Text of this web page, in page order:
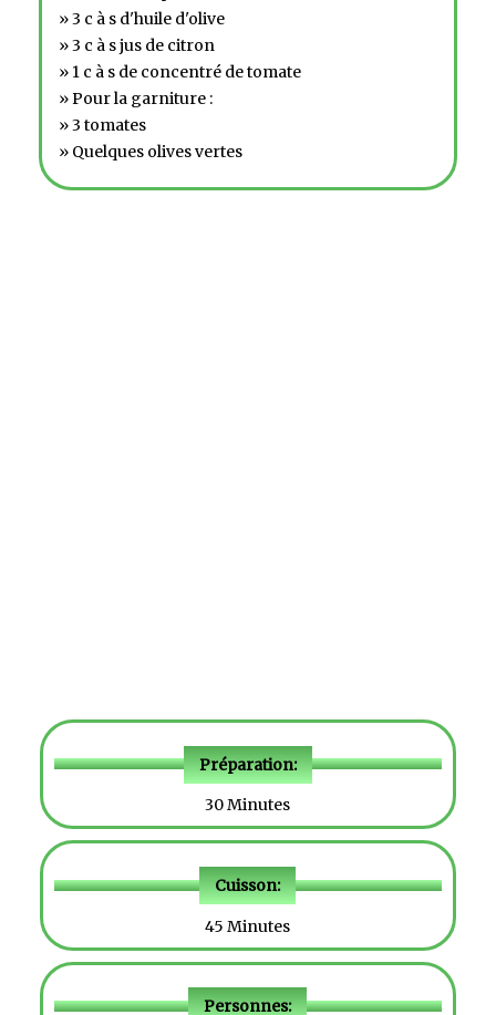
» 3 c à s d'huile d'olive
» 3 c à s jus de citron
» 1 c à s de concentré de tomate
» Pour la garniture :
» 3 tomates
» Quelques olives vertes
Préparation:
30 Minutes
Cuisson:
45 Minutes
Personnes: